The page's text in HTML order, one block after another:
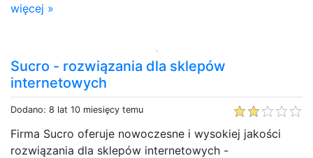
więcej »
Sucro - rozwiązania dla sklepów
internetowych
Dodano: 8 lat 10 miesięcy temu
Firma Sucro oferuje nowoczesne i wysokiej jakości
rozwiązania dla sklepów internetowych -